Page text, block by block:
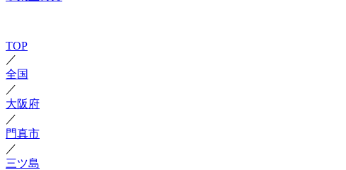
TOP
／
全国
／
大阪府
／
門真市
／
三ツ島